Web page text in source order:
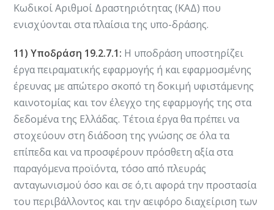
Κωδικοί Αριθμοί Δραστηριότητας (ΚΑΔ) που
ενισχύονται στα πλαίσια της υπο-δράσης.
11) Υποδράση 19.2.7.1: Η υποδράση υποστηρίζει
έργα πειραματικής εφαρμογής ή και εφαρμοσμένης
έρευνας με απώτερο σκοπό τη δοκιμή υφιστάμενης
καινοτομίας και τον έλεγχο της εφαρμογής της στα
δεδομένα της Ελλάδας. Τέτοια έργα θα πρέπει να
στοχεύουν στη διάδοση της γνώσης σε όλα τα
επίπεδα και να προσφέρουν πρόσθετη αξία στα
παραγόμενα προϊόντα, τόσο από πλευράς
ανταγωνισμού όσο και σε ό,τι αφορά την προστασία
του περιβάλλοντος και την αειφόρο διαχείριση των